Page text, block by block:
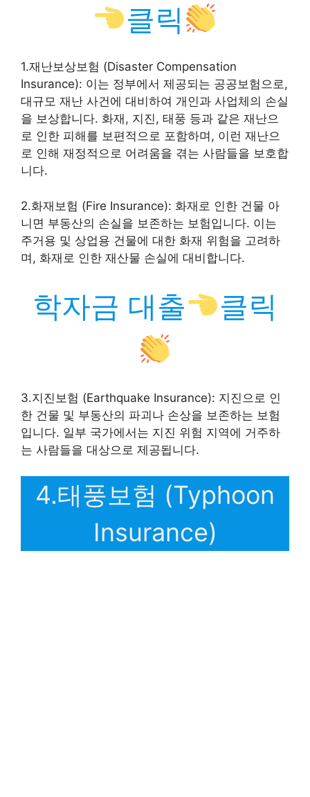
클릭
1.재난보상보험 (Disaster Compensation
Insurance): 이는 정부에서 제공되는 공공보험으로,
대규모 재난 사건에 대비하여 개인과 사업체의 손실
을 보상합니다. 화재, 지진, 태풍 등과 같은 재난으
로 인한 피해를 보편적으로 포함하며, 이런 재난으
로 인해 재정적으로 어려움을 겪는 사람들을 보호합
니다.
2.화재보험 (Fire Insurance): 화재로 인한 건물 아
니면 부동산의 손실을 보존하는 보험입니다. 이는
주거용 및 상업용 건물에 대한 화재 위험을 고려하
며, 화재로 인한 재산물 손실에 대비합니다.
학자금 대출 클릭
3.지진보험 (Earthquake Insurance): 지진으로 인
한 건물 및 부동산의 파괴나 손상을 보존하는 보험
입니다. 일부 국가에서는 지진 위험 지역에 거주하
는 사람들을 대상으로 제공됩니다.
4.태풍보험 (Typhoon
Insurance)